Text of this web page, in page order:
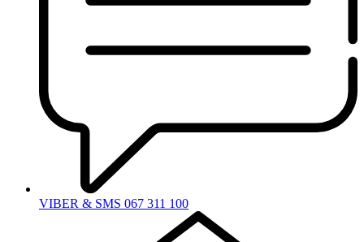
VIBER & SMS 067 311 100